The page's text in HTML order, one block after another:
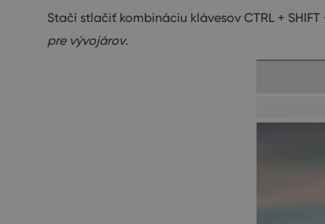
Stačí stlačiť kombináciu klávesov CTRL +
pre vývojárov.